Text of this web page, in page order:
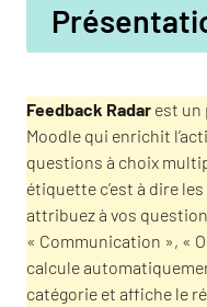
Feedback Radar est un
Moodle qui enrichit
questions à choix
étiquette c’est à dire
attribuez à vos
« Communication », «
calcule
catégorie et affiche le